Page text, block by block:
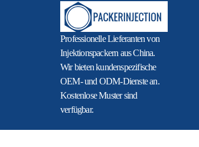
Professionelle Lieferanten von
Injektionspackern aus China.
Wir bieten kundenspezifische
OEM- und ODM-Dienste an.
Kostenlose Muster sind
verfügbar.